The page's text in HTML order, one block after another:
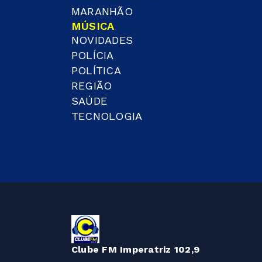
MARANHÃO
MÚSICA
NOVIDADES
POLÍCIA
POLÍTICA
REGIÃO
SAÚDE
TECNOLOGIA
Clube FM Imperatriz 102,9